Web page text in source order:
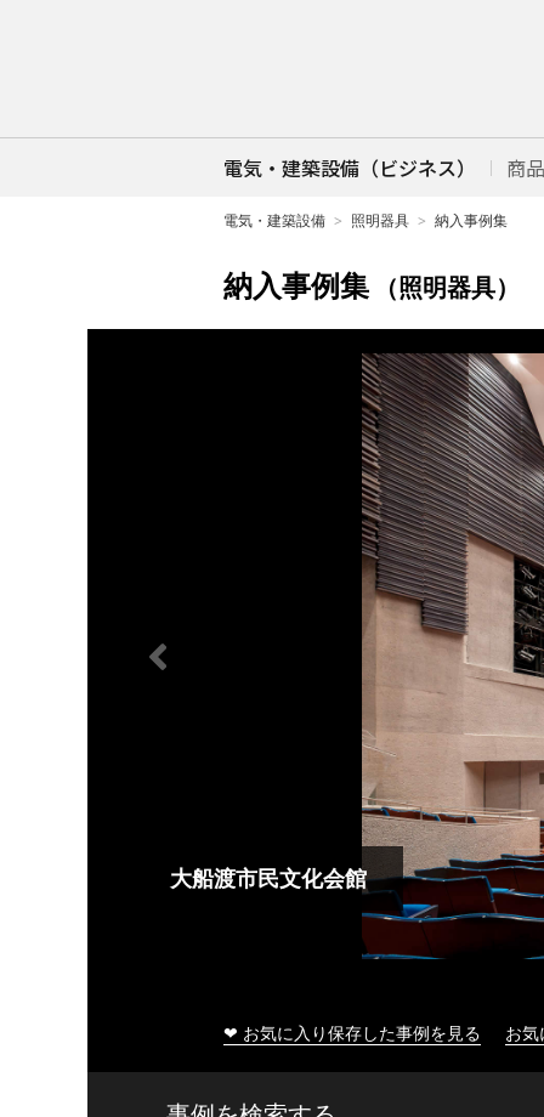
電気・建築設備（ビジネス） 商
電気・建築設備 照明器具 納入事例集
納入事例集 （照明器具）
大船渡市民文化会館
❤ お気に入り保存した事例を見る お